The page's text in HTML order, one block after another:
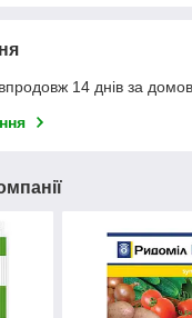
14 днів за